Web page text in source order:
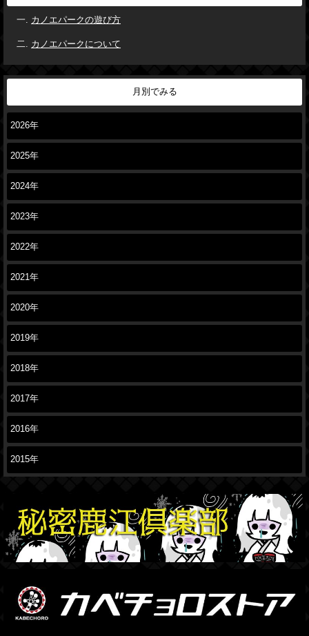
カノエパークの遊び方
カノエパークについて
月別でみる
2026年
2025年
2024年
2023年
2022年
2021年
2020年
2019年
2018年
2017年
2016年
2015年